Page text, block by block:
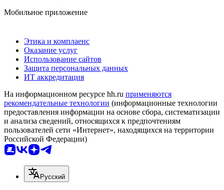
Мобильное приложение
Этика и комплаенс
Оказание услуг
Использование сайтов
Защита персональных данных
ИТ аккредитация
На информационном ресурсе hh.ru применяются
рекомендательные технологии (информационные технологии
предоставления информации на основе сбора, систематизации
и анализа сведений, относящихся к предпочтениям
пользователей сети «Интернет», находящихся на территории
Российской Федерации)
Русский